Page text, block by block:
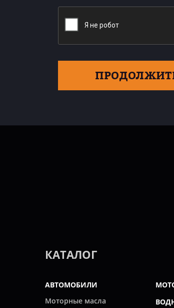
КАТАЛОГ
АВТОМОБИЛИ
Моторные масла